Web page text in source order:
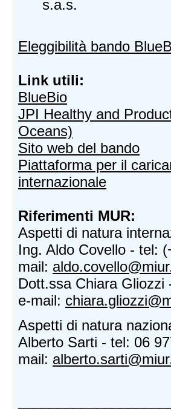
s.a.s.
Eleggibilità bando
Link utili:
BlueBio
JPI Healthy and
Oceans)
Sito web del bando
Piattaforma per il
internazionale
Riferimenti MUR:
Aspetti di natura
Ing. Aldo Covello - tel:
mail:
Dott.ssa Chiara
e-mail:
Aspetti di natura
Alberto Sarti - tel: 06
mail: